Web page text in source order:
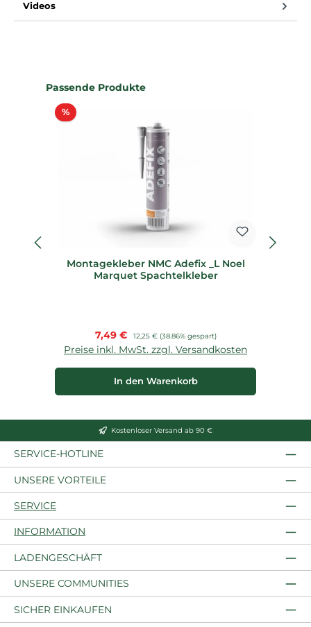
Videos
Produktgalerie überspringen
Passende Produkte
%Rabatt
Montagekleber NMC Adefix _L Noel
Marquet Spachtelkleber
Verkaufspreis:
7,49 € Regulärer Preis:
12,25 € (38.86% gespart)
Preise inkl. MwSt. zzgl. Versandkosten
In den Warenkorb
Kostenloser Versand ab 90 €
SERVICE-HOTLINE
UNSERE VORTEILE
SERVICE
INFORMATION
LADENGESCHÄFT
UNSERE COMMUNITIES
SICHER EINKAUFEN